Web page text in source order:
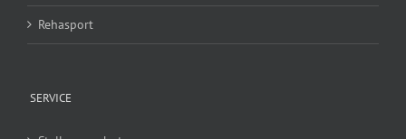
Rehasport
SERVICE